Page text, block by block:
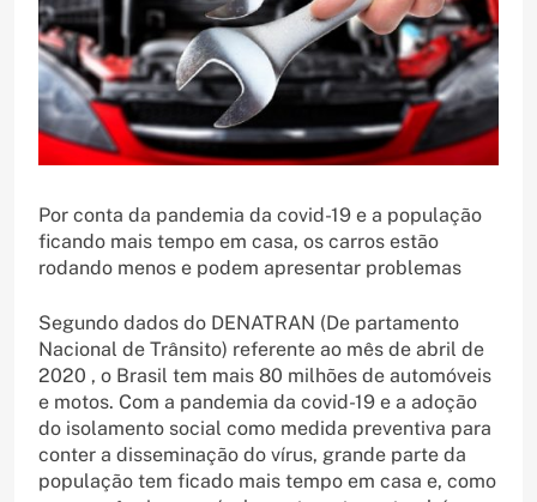
Por conta da pandemia da covid-19 e a população
ficando mais tempo em casa, os carros estão
rodando menos e podem apresentar problemas
Segundo dados do DENATRAN (De partamento
Nacional de Trânsito) referente ao mês de abril de
2020 , o Brasil tem mais 80 milhões de automóveis
e motos. Com a pandemia da covid-19 e a adoção
do isolamento social como medida preventiva para
conter a disseminação do vírus, grande parte da
população tem ficado mais tempo em casa e, como